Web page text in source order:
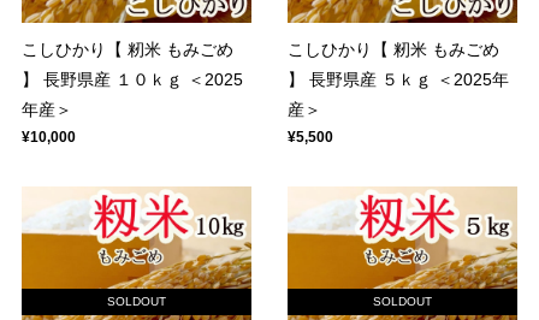
こしひかり【 籾米 もみごめ
】 長野県産 １０ｋｇ ＜2025
年産＞
¥10,000
こしひかり【 籾米 もみごめ
】 長野県産 ５ｋｇ ＜2025年
産＞
¥5,500
SOLDOUT SOLDOUT